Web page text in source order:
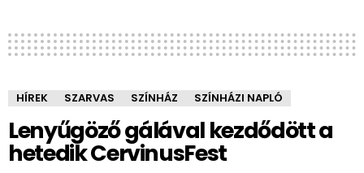
HÍREK SZARVAS SZÍNHÁZ SZÍNHÁZI NAPLÓ
Lenyűgöző gálával kezdődött a
hetedik CervinusFest